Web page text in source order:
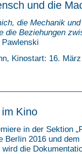
und die
die Mechanik
die Beziehungen
Pawlenski
Kinostart: 16.
Kino
in der Sektion
Berlin 2016 und
wird die